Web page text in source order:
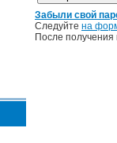
Забыли свой
Следуйте на
После получения